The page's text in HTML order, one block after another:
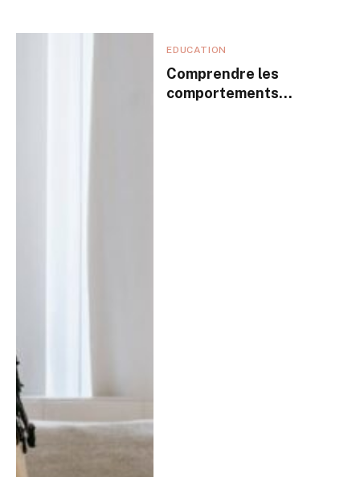
EDUCATION
Comprendre les
comportements